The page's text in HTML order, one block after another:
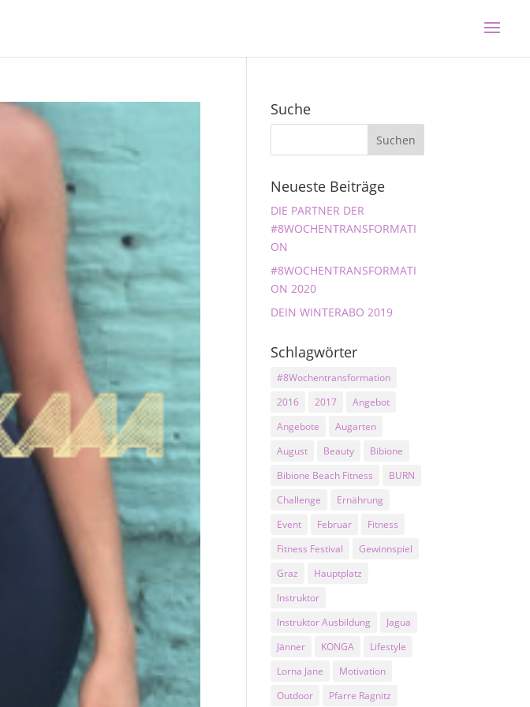
Suche
Neueste Beiträge
DIE PARTNER DER
#8WOCHENTRANSFORMATI
ON
#8WOCHENTRANSFORMATI
ON 2020
DEIN WINTERABO 2019
Schlagwörter
#8Wochentransformation
2016
2017
Angebot
Angebote
Augarten
August
Beauty
Bibione
Bibione Beach Fitness
BURN
Challenge
Ernährung
Event
Februar
Fitness
Fitness Festival
Gewinnspiel
Graz
Hauptplatz
Instruktor
Instruktor Ausbildung
Jagua
Jänner
KONGA
Lifestyle
Lorna Jane
Motivation
Outdoor
Pfarre Ragnitz